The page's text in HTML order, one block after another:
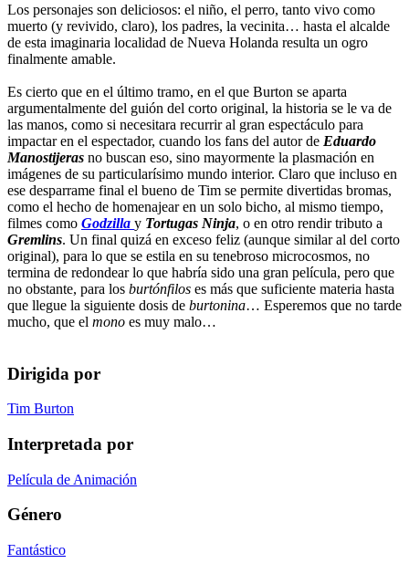
Los personajes son deliciosos: el niño, el perro, tanto vivo como
muerto (y revivido, claro), los padres, la vecinita… hasta el alcalde
de esta imaginaria localidad de Nueva Holanda resulta un ogro
finalmente amable.
Es cierto que en el último tramo, en el que Burton se aparta
argumentalmente del guión del corto original, la historia se le va de
las manos, como si necesitara recurrir al gran espectáculo para
impactar en el espectador, cuando los fans del autor de Eduardo
Manostijeras no buscan eso, sino mayormente la plasmación en
imágenes de su particularísimo mundo interior. Claro que incluso en
ese desparrame final el bueno de Tim se permite divertidas bromas,
como el hecho de homenajear en un solo bicho, al mismo tiempo,
filmes como Godzilla y Tortugas Ninja, o en otro rendir tributo a
Gremlins. Un final quizá en exceso feliz (aunque similar al del corto
original), para lo que se estila en su tenebroso microcosmos, no
termina de redondear lo que habría sido una gran película, pero que
no obstante, para los burtónfilos es más que suficiente materia hasta
que llegue la siguiente dosis de burtonina… Esperemos que no tarde
mucho, que el mono es muy malo…
Dirigida por
Tim Burton
Interpretada por
Película de Animación
Género
Fantástico